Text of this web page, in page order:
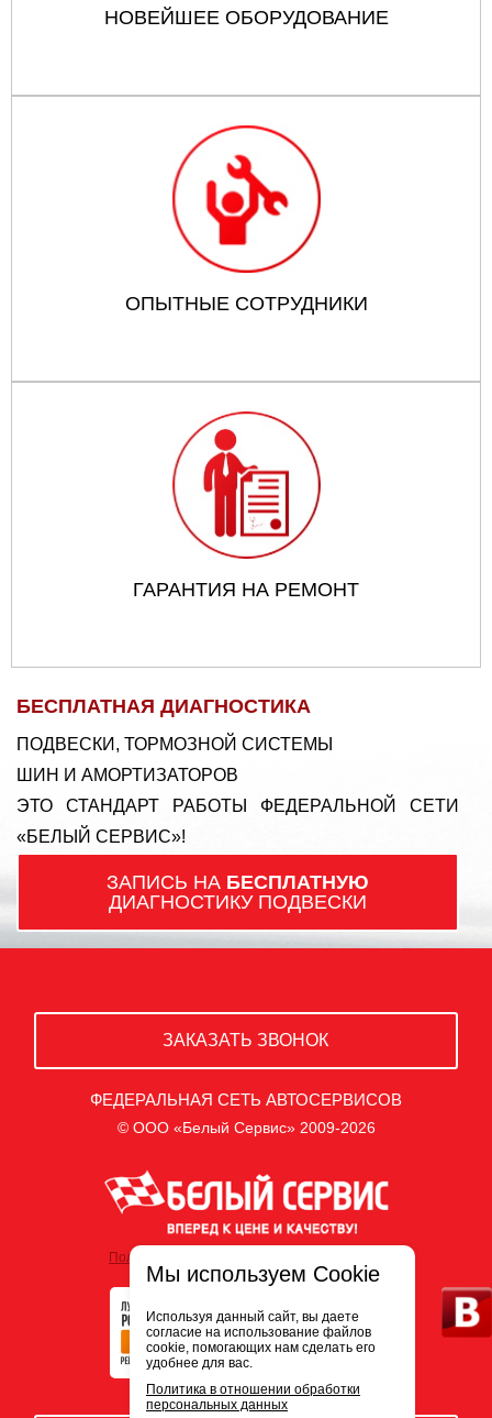
НОВЕЙШЕЕ ОБОРУДОВАНИЕ
ОПЫТНЫЕ СОТРУДНИКИ
ГАРАНТИЯ НА РЕМОНТ
БЕСПЛАТНАЯ ДИАГНОСТИКА
ПОДВЕСКИ, ТОРМОЗНОЙ СИСТЕМЫ
ШИН И АМОРТИЗАТОРОВ
ЭТО СТАНДАРТ РАБОТЫ ФЕДЕРАЛЬНОЙ СЕТИ
«БЕЛЫЙ СЕРВИС»!
ЗАПИСЬ НА БЕСПЛАТНУЮ
ДИАГНОСТИКУ ПОДВЕСКИ
ЗАКАЗАТЬ ЗВОНОК
ФЕДЕРАЛЬНАЯ СЕТЬ АВТОСЕРВИСОВ
© ООО «Белый Сервис» 2009-2026
Политика обработки персональных данных
Мы используем Cookie
Используя данный сайт, вы даете
согласие на использование файлов
cookie, помогающих нам сделать его
удобнее для вас.
Политика в отношении обработки
персональных данных